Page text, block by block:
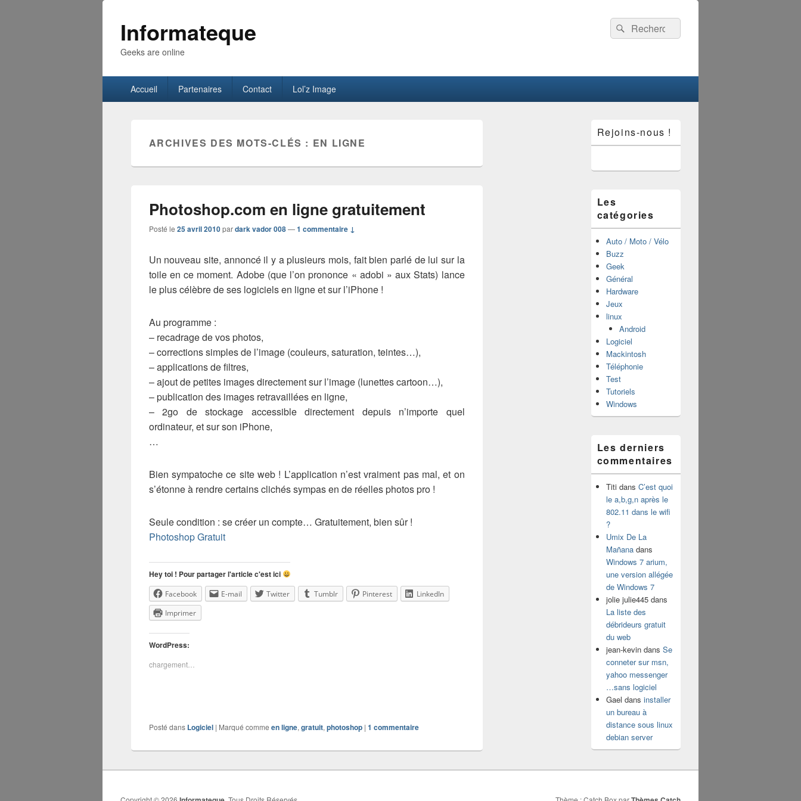
Informateque
Geeks are online
Recherche :
Rechercher
principalAccueil Partenaires Contact Lol’z Image
ARCHIVES DES MOTS-CLÉS : EN LIGNE
Photoshop.com en ligne gratuitement
Posté le 25 avril 2010pardark vador 008—1 commentaire ↓
Un nouveau site, annoncé il y a plusieurs mois, fait bien parlé de lui sur la
toile en ce moment. Adobe (que l’on prononce « adobi » aux Stats) lance
le plus célèbre de ses logiciels en ligne et sur l’iPhone !
Au programme :
– recadrage de vos photos,
– corrections simples de l’image (couleurs, saturation, teintes…),
– applications de filtres,
– ajout de petites images directement sur l’image (lunettes cartoon…),
– publication des images retravaillées en ligne,
– 2go de stockage accessible directement depuis n’importe quel
ordinateur, et sur son iPhone,
…
Bien sympatoche ce site web ! L’application n’est vraiment pas mal, et on
s’étonne à rendre certains clichés sympas en de réelles photos pro !
Seule condition : se créer un compte… Gratuitement, bien sûr !
Photoshop Gratuit
Hey toi ! Pour partager l'article c'est ici
Facebook E-mail Twitter Tumblr Pinterest
LinkedIn
Imprimer
WordPress:
chargement…
Posté dans Logiciel | Marqué comme en ligne, gratuit, photoshop | 1 commentaire
principale
de
pour
latérale
Rejoins-nous !
Les
catégories
Auto / Moto / Vélo
Buzz
Geek
Général
Hardware
Jeux
linux
Android
Logiciel
Mackintosh
Téléphonie
Test
Tutoriels
Windows
Les derniers
commentaires
Titidans C’est quoi
le a,b,g,n après le
802.11 dans le wifi
?
Umix De La
Mañanadans
Windows 7 arium,
une version allégée
de Windows 7
jolie julie445dans
La liste des
débrideurs gratuit
du web
jean-kevindans Se
conneter sur msn,
yahoo messenger
…sans logiciel
Gael dans installer
un bureau à
distance sous linux
debian server